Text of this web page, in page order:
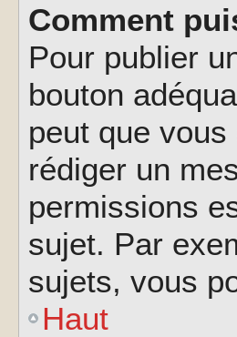
Comment
Pour publier
bouton
peut que
rédiger un
permissions
sujet. Par
sujets, vous
Haut